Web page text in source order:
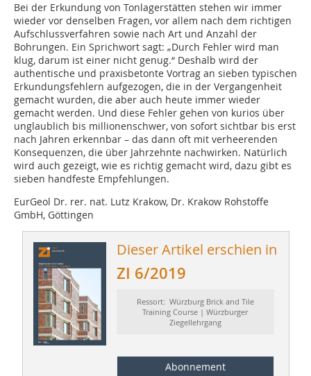
Bei der Erkundung von Tonlagerstätten stehen wir immer
wieder vor denselben Fragen, vor allem nach dem richtigen
Aufschlussverfahren sowie nach Art und Anzahl der
Bohrungen. Ein Sprichwort sagt: „Durch Fehler wird man
klug, darum ist einer nicht genug.“ Deshalb wird der
authentische und praxisbetonte Vortrag an sieben typischen
Erkundungsfehlern aufgezogen, die in der Vergangenheit
gemacht wurden, die aber auch heute immer wieder
gemacht werden. Und diese Fehler gehen von kurios über
unglaublich bis millionenschwer, von sofort sichtbar bis erst
nach Jahren erkennbar – das dann oft mit verheerenden
Konsequenzen, die über Jahrzehnte nachwirken. Natürlich
wird auch gezeigt, wie es richtig gemacht wird, dazu gibt es
sieben handfeste Empfehlungen.
EurGeol Dr. rer. nat. Lutz Krakow, Dr. Krakow Rohstoffe
GmbH, Göttingen
Dieser Artikel erschien in
ZI 6/2019
Ressort: Würzburg Brick and Tile
Training Course | Würzburger
Ziegellehrgang
Abonnement